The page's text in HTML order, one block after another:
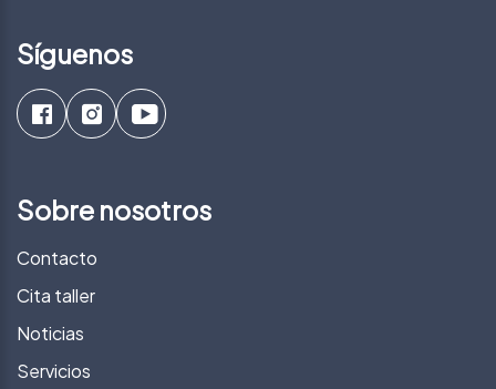
Síguenos
Sobre nosotros
Contacto
Cita taller
Noticias
Servicios